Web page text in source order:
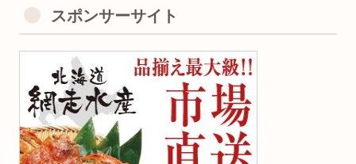
スポンサーサイト